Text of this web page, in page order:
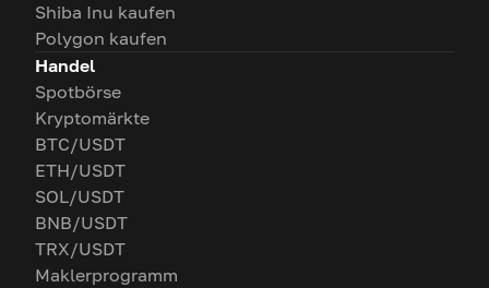
Shiba Inu kaufen
Polygon kaufen
Handel
Spotbörse
Kryptomärkte
BTC/USDT
ETH/USDT
SOL/USDT
BNB/USDT
TRX/USDT
Maklerprogramm